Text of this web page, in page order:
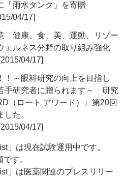
「雨水タンク」を寄贈
04/17]
健康、食、美、運動、リゾー
ェルネス分野の取り組み強化
[2015/04/17]
！～眼科研究の向上を目指し
手研究者に贈られます～ 研究
（ロート アワード）』第20回
た。
[2015/04/17]
」は現在試験運用中です。
す。
」は医薬関連のプレスリリー